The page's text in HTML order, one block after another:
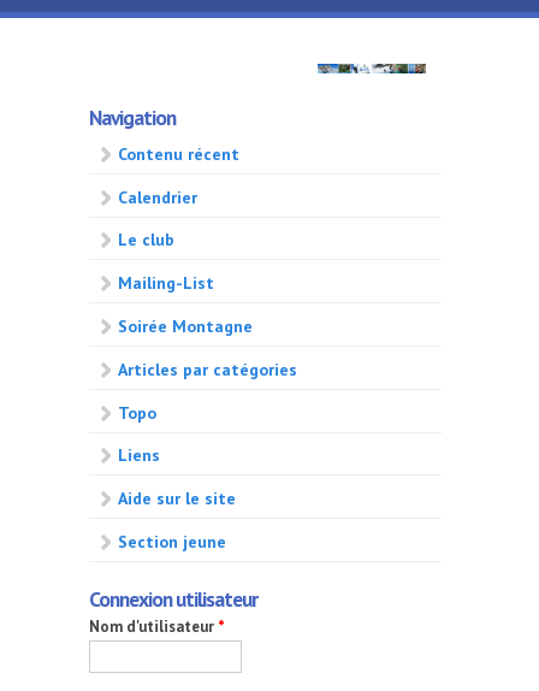
Aller au contenu principal
GMA
500
Navigation
Contenu récent
Calendrier
Le club
Mailing-List
Soirée Montagne
Articles par catégories
Topo
Liens
Aide sur le site
Section jeune
Connexion utilisateur
Nom d'utilisateur *